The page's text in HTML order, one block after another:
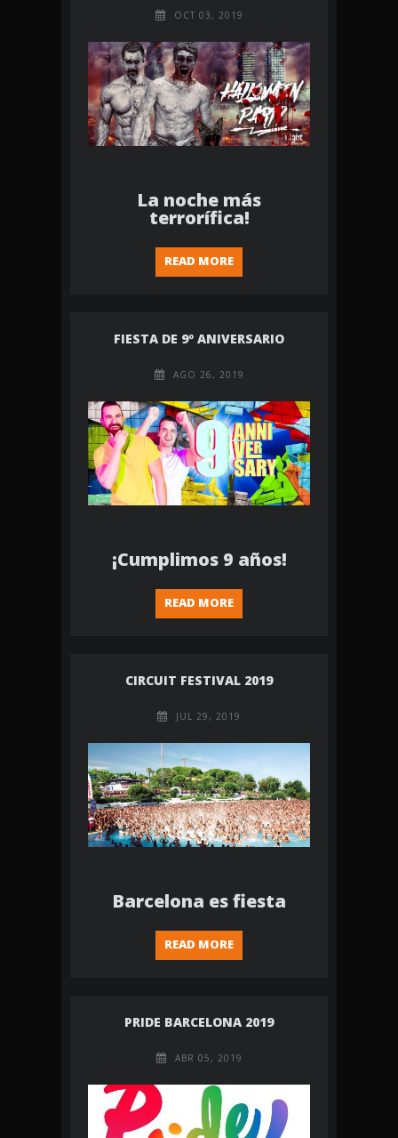
OCT 03, 2019
La noche más
terrorífica!
READ MORE
FIESTA DE 9º ANIVERSARIO
AGO 26, 2019
¡Cumplimos 9 años!
READ MORE
CIRCUIT FESTIVAL 2019
JUL 29, 2019
Barcelona es fiesta
READ MORE
PRIDE BARCELONA 2019
ABR 05, 2019